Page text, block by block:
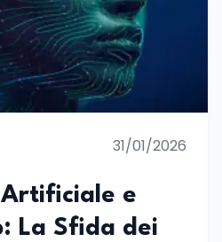
31/01/2026
e
La Sfida dei